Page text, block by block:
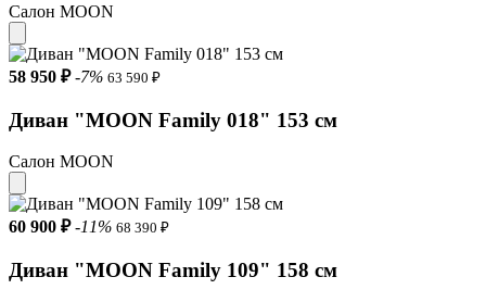
Салон MOON
58 950 ₽ -7% 63 590 ₽
Диван "MOON Family 018" 153 см
Салон MOON
60 900 ₽ -11% 68 390 ₽
Диван "MOON Family 109" 158 см